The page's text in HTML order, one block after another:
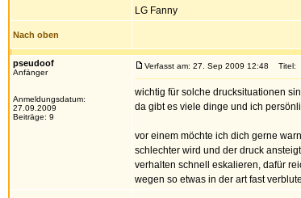
LG Fanny
Nach oben
pseudoof
Anfänger
Anmeldungsdatum:
27.09.2009
Beiträge: 9
Verfasst am: 27. Sep 2009 12:48 Titel:
wichtig für solche drucksituationen
da gibt es viele dinge und ich
vor einem möchte ich dich gerne
schlechter wird und der druck
verhalten schnell eskalieren, dafür
wegen so etwas in der art fast